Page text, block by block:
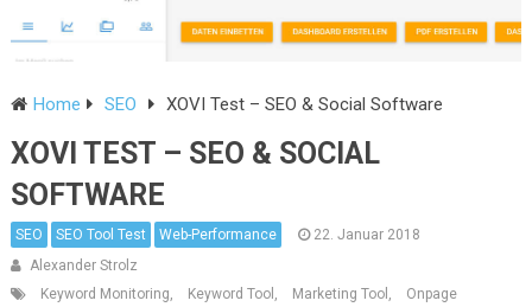
Home SEO XOVI Test – SEO & Social Software
XOVI TEST – SEO & SOCIAL
SOFTWARE
SEO SEO Tool Test Web-Performance
22. Januar 2018
Alexander Strolz
Keyword Monitoring
Keyword Tool Marketing Tool
Onpage